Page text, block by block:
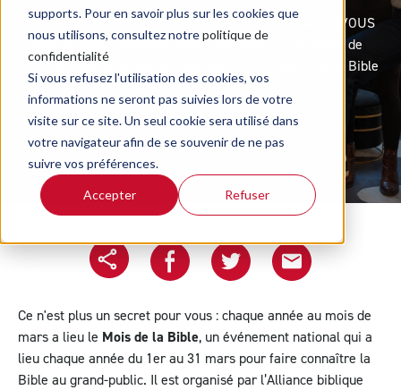
supports. Pour en savoir plus sur les cookies que
nous utilisons, consultez notrepolitique de
confidentialité
Si vous refusez l'utilisation des cookies, vos
informations ne seront pas suivies lors de votre
visite sur ce site. Un seul cookie sera utilisé dans
votre navigateur afin de se souvenir de ne pas
suivre vos préférences.
Accepter Refuser
A l'occasion du Mois de la Bible 2025, nous souhaitons VOUS
donner la parole. Nous vous donnons donc la possibilité de
nous faire parvenir vos témoignages sur le thème de la Bible
comme source d'espérance.
Article écrit le 12/12/2024
Copier l'url
Ce n'est plus un secret pour vous : chaque année au mois de
mars a lieu le Mois de la Bible, un événement national qui a
lieu chaque année du 1er au 31 mars pour faire connaître la
Bible au grand-public. Il est organisé par l’Alliance biblique